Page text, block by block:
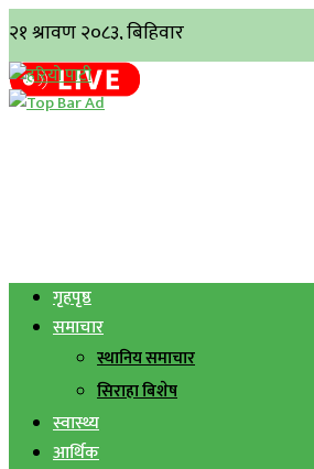
गृहपृष्ठ
समाचार
स्थानिय समाचार
सिराहा बिशेष
स्वास्थ्य
आर्थिक